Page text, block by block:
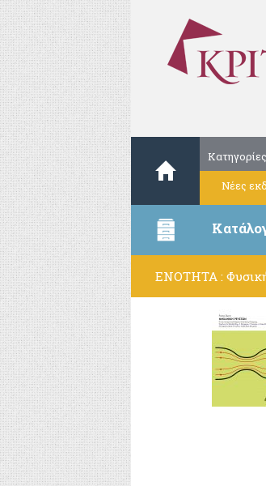
Νέες
ΕΝΟΤΗΤΑ :